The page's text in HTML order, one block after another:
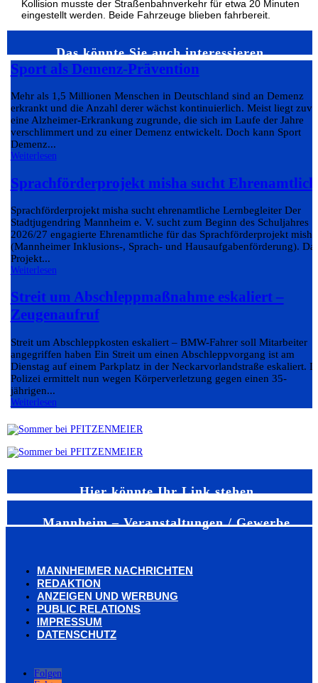
Kollision musste der Straßenbahnverkehr für etwa 20 Minuten
eingestellt werden. Beide Fahrzeuge blieben fahrbereit.
Das könnte Sie auch interessieren…
Sport als Demenz-Prävention
Mehr als 1,5 Millionen Menschen in Deutschland sind an Demenz
erkrankt und die Anzahl derer wächst kontinuierlich. Meist liegt
eine Alzheimer-Erkrankung zugrunde, die sich im Laufe der Jahre
verschlimmert und zu einer Demenz entwickelt. Doch kann Sport
Demenz...
Weiterlesen
Sprachförderprojekt misha sucht
Sprachförderprojekt misha sucht ehrenamtliche Lernbegleiter Der
Stadtjugendring Mannheim e. V. sucht zum Beginn des Schuljahres
2026/27 engagierte Ehrenamtliche für das Sprachförderprojekt misha
(Mannheimer Inklusions-, Sprach- und Hausaufgabenförderung).
Projekt...
Weiterlesen
Streit um Abschleppmaßnahme eskaliert –
Zeugenaufruf
Streit um Abschleppkosten eskaliert – BMW-Fahrer soll Mitarbeiter
angegriffen haben Ein Streit um einen Abschleppvorgang ist am
Dienstag auf einem Parkplatz in der Neckarvorlandstraße eskaliert.
Polizei ermittelt nun wegen Körperverletzung gegen einen 35-
jährigen...
Weiterlesen
Hier könnte Ihr Link stehen
Mannheim – Veranstaltungen / Gewerbe
MANNHEIMER NACHRICHTEN
REDAKTION
ANZEIGEN UND WERBUNG
PUBLIC RELATIONS
IMPRESSUM
DATENSCHUTZ
Folgen